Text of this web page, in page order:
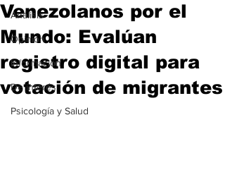
Análisis
Opinión
Información
De interés
Psicología y Salud
Venezolanos por el
Mundo: Evalúan
registro digital para
votación de migrantes